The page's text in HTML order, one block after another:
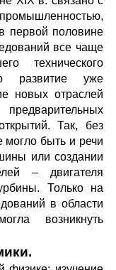
первой половине
все чаще
технического
развитие уже
новых отраслей
Так, без
могло быть и речи
или создании
– двигателя
Только на
в области
возникнуть